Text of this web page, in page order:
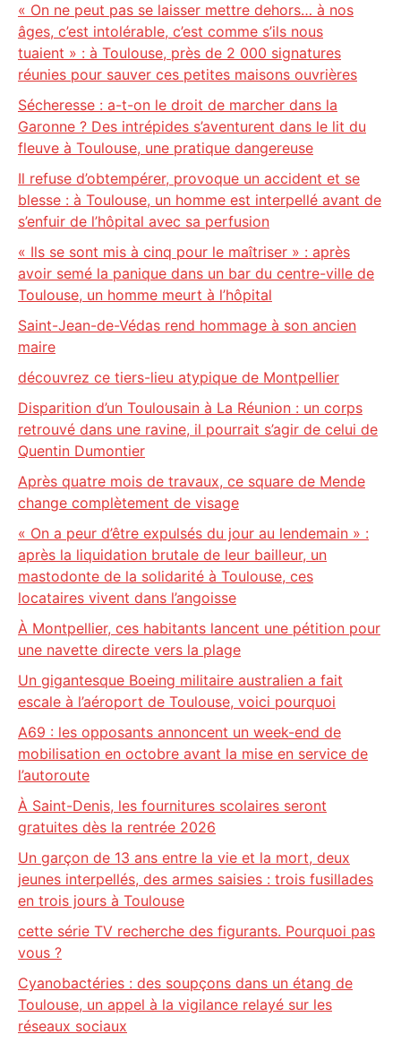
« On ne peut pas se laisser mettre dehors… à nos
âges, c’est intolérable, c’est comme s’ils nous
tuaient » : à Toulouse, près de 2 000 signatures
réunies pour sauver ces petites maisons ouvrières
Sécheresse : a-t-on le droit de marcher dans la
Garonne ? Des intrépides s’aventurent dans le lit du
fleuve à Toulouse, une pratique dangereuse
Il refuse d’obtempérer, provoque un accident et se
blesse : à Toulouse, un homme est interpellé avant de
s’enfuir de l’hôpital avec sa perfusion
« Ils se sont mis à cinq pour le maîtriser » : après
avoir semé la panique dans un bar du centre-ville de
Toulouse, un homme meurt à l’hôpital
Saint-Jean-de-Védas rend hommage à son ancien
maire
découvrez ce tiers-lieu atypique de Montpellier
Disparition d’un Toulousain à La Réunion : un corps
retrouvé dans une ravine, il pourrait s’agir de celui de
Quentin Dumontier
Après quatre mois de travaux, ce square de Mende
change complètement de visage
« On a peur d’être expulsés du jour au lendemain » :
après la liquidation brutale de leur bailleur, un
mastodonte de la solidarité à Toulouse, ces
locataires vivent dans l’angoisse
À Montpellier, ces habitants lancent une pétition pour
une navette directe vers la plage
Un gigantesque Boeing militaire australien a fait
escale à l’aéroport de Toulouse, voici pourquoi
A69 : les opposants annoncent un week-end de
mobilisation en octobre avant la mise en service de
l’autoroute
À Saint-Denis, les fournitures scolaires seront
gratuites dès la rentrée 2026
Un garçon de 13 ans entre la vie et la mort, deux
jeunes interpellés, des armes saisies : trois fusillades
en trois jours à Toulouse
cette série TV recherche des figurants. Pourquoi pas
vous ?
Cyanobactéries : des soupçons dans un étang de
Toulouse, un appel à la vigilance relayé sur les
réseaux sociaux